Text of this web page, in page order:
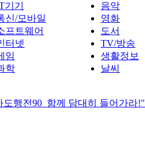
기기
신/모바일
프트웨어
터넷
임
학
음악
영화
도서
TV/방송
생활정보
날씨
행전90_함께 담대히 들어가라!"